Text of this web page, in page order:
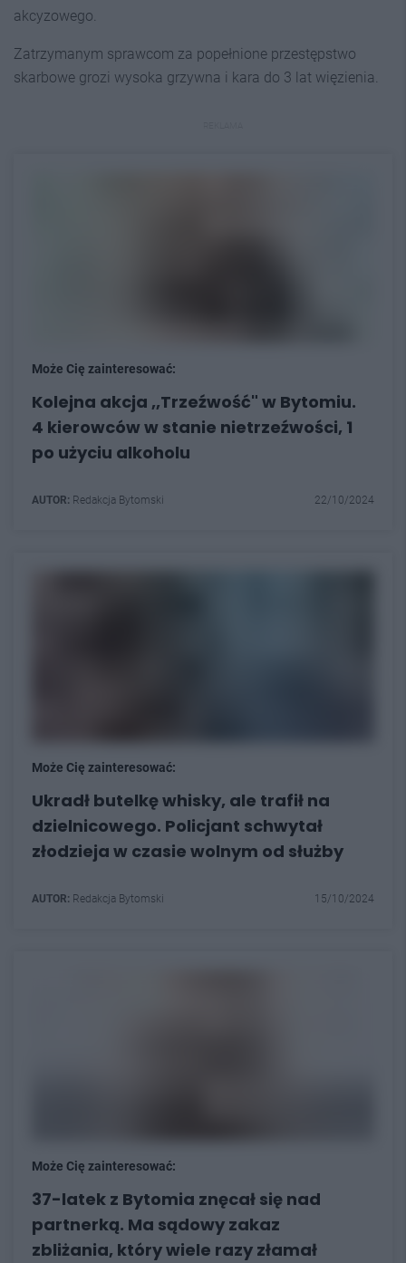
akcyzowego.
Zatrzymanym sprawcom za popełnione przestępstwo
skarbowe grozi wysoka grzywna i kara do 3 lat więzienia.
Może Cię zainteresować:
Kolejna akcja ,,Trzeźwość" w Bytomiu.
4 kierowców w stanie nietrzeźwości, 1
po użyciu alkoholu
AUTOR: Redakcja Bytomski 22/10/2024
Może Cię zainteresować:
Ukradł butelkę whisky, ale trafił na
dzielnicowego. Policjant schwytał
złodzieja w czasie wolnym od służby
AUTOR: Redakcja Bytomski 15/10/2024
Może Cię zainteresować:
37-latek z Bytomia znęcał się nad
partnerką. Ma sądowy zakaz
zbliżania, który wiele razy złamał